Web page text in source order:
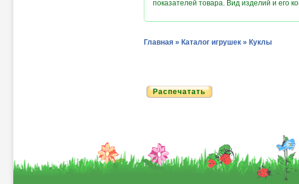
показателей товара. Вид изделий и его
Главная » Каталог игрушек » Куклы
Распечатать